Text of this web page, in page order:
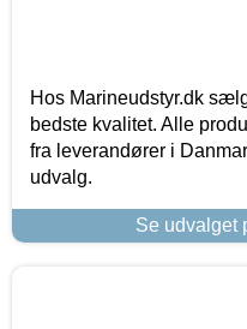
Hos Marineudstyr.dk
bedste kvalitet. Alle
fra leverandører i
udvalg.
Se udvalget